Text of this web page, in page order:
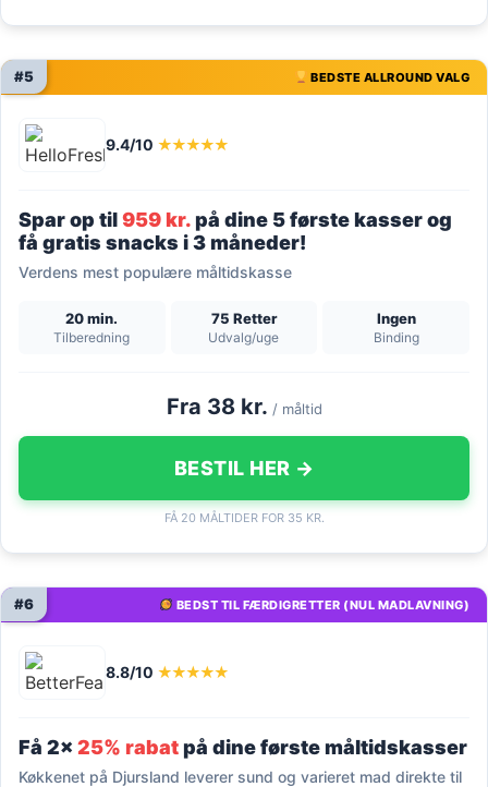
BEDSTE ALLROUND VALG
#5
9.4/10 ★★★★★
Spar op til959 kr.på dine 5 første kasser og
få gratis snacks i 3 måneder!
Verdens mest populære måltidskasse
20 min.
Tilberedning
75 Retter
Udvalg/uge
Ingen
Binding
Fra 38 kr. / måltid
BESTIL HER →
FÅ 20 MÅLTIDER FOR 35 KR.
BEDST TIL FÆRDIGRETTER (NUL MADLAVNING)
#6
8.8/10 ★★★★★
Få 2x 25% rabatpå dine første måltidskasser
Køkkenet på Djursland leverer sund og varieret mad direkte til